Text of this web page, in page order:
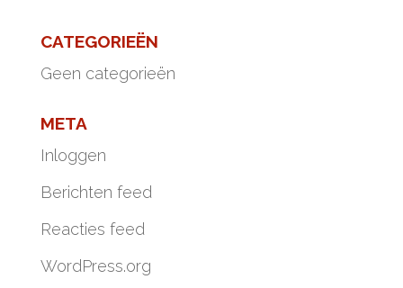
CATEGORIEËN
Geen categorieën
META
Inloggen
Berichten feed
Reacties feed
WordPress.org